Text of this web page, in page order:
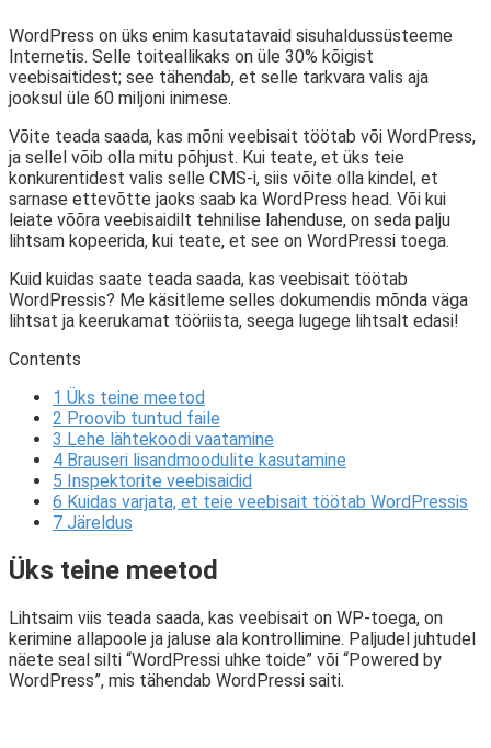
WordPress on üks enim kasutatavaid sisuhaldussüsteeme
Internetis. Selle toiteallikaks on üle 30% kõigist
veebisaitidest; see tähendab, et selle tarkvara valis aja
jooksul üle 60 miljoni inimese.
Võite teada saada, kas mõni veebisait töötab või WordPress,
ja sellel võib olla mitu põhjust. Kui teate, et üks teie
konkurentidest valis selle CMS-i, siis võite olla kindel, et
sarnase ettevõtte jaoks saab ka WordPress head. Või kui
leiate võõra veebisaidilt tehnilise lahenduse, on seda palju
lihtsam kopeerida, kui teate, et see on WordPressi toega.
Kuid kuidas saate teada saada, kas veebisait töötab
WordPressis? Me käsitleme selles dokumendis mõnda väga
lihtsat ja keerukamat tööriista, seega lugege lihtsalt edasi!
Contents
1 Üks teine ​​meetod
2 Proovib tuntud faile
3 Lehe lähtekoodi vaatamine
4 Brauseri lisandmoodulite kasutamine
5 Inspektorite veebisaidid
6 Kuidas varjata, et teie veebisait töötab WordPressis
7 Järeldus
Üks teine ​​meetod
Lihtsaim viis teada saada, kas veebisait on WP-toega, on
kerimine allapoole ja jaluse ala kontrollimine. Paljudel juhtudel
näete seal silti “WordPressi uhke toide” või “Powered by
WordPress”, mis tähendab WordPressi saiti.